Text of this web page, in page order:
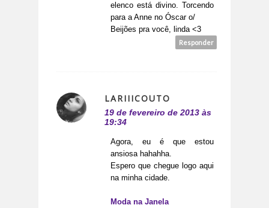
elenco está divino. Torcendo
para a Anne no Óscar o/
Beijões pra você, linda <3
Responder
LARIIICOUTO
19 de fevereiro de 2013 às
19:34
Agora, eu é que estou
ansiosa hahahha.
Espero que chegue logo aqui
na minha cidade.
Moda na Janela